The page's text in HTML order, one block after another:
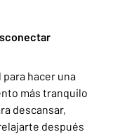
hacer una
más tranquilo
descansar,
después